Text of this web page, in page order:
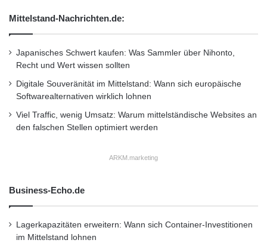
die Instrumente im Armaturenbrett überträgt.
„Das direkte Reifendruck-Kontrollsystem warnt
mehr als 20 Prozent unter den Sollwert fällt
Normalerweise zeigt das direkte RDKS auch
an, welcher Reifen zu wenig Luft hat, was aber
abhängig vom Automodell ist“, erläutert Vianor
Reifen- und Auto-Serviceexperte Nikkola. Das
Mittelstand-Nachrichten.de:
Japanisches Schwert kaufen: Was Sammler über Nihonto,
Recht und Wert wissen sollten
Digitale Souveränität im Mittelstand: Wann sich europäische
Softwarealternativen wirklich lohnen
Viel Traffic, wenig Umsatz: Warum mittelständische Websites an
den falschen Stellen optimiert werden
ARKM.marketing
Business-Echo.de
Lagerkapazitäten erweitern: Wann sich Container-Investitionen
im Mittelstand lohnen